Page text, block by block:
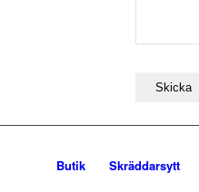
Butik Skräddarsytt